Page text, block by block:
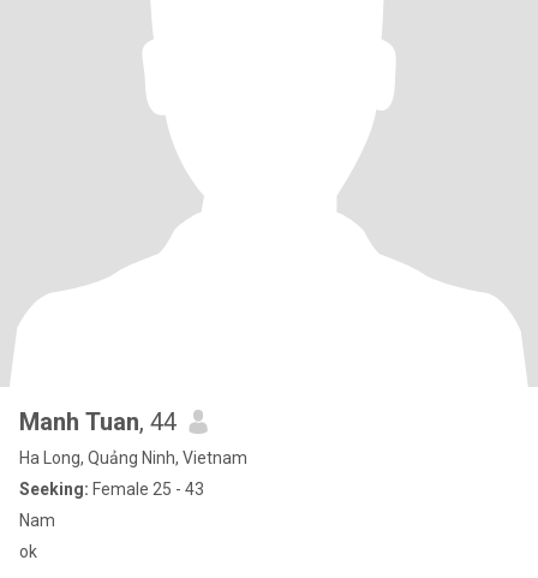
Manh Tuan, 44
Ha Long, Quảng Ninh, Vietnam
Seeking: Female 25 - 43
Nam
ok